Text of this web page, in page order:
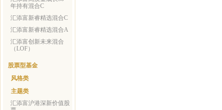
年持有混合C
汇添富新睿精选混合C
汇添富新睿精选混合A
汇添富创新未来混合
（LOF）
股票型基金
风格类
主题类
汇添富沪港深新价值股